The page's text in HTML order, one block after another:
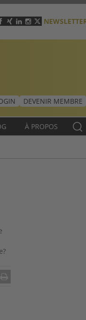
DEVENIR MEMBRE
À PROPOS